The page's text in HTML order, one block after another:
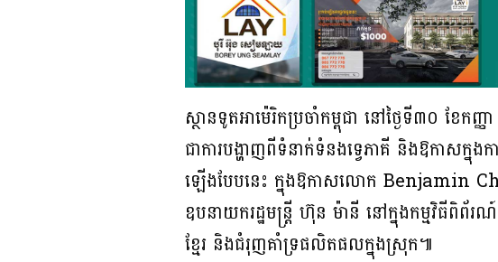
ស្ថានទូតអាម៉េរិកប្រចាំកម្ពុជា នៅថ្ងៃទី៣០ ខែក
ជាការបង្ហាញពីទំនាក់ទំនងទ្វេភាគី និងឱកាសក្នុង
ឡើងបែបនេះ ក្នុងឱកាសលោក Benjamin
ឧបនាយករដ្ឋមន្ត្រី ហ៊ុន ម៉ានី នៅក្នុងកម្មវិធីពិព័រ
ខ្មែរ និងជំរុញគាំទ្រផលិតផលក្នុងស្រុក៕